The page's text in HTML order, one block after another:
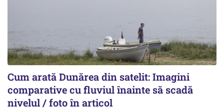
Cum arată Dunărea din satelit: Imagini
comparative cu fluviul înainte să scadă
nivelul / foto în articol